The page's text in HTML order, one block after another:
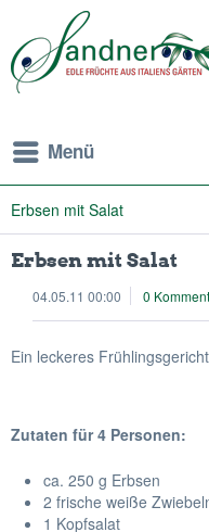
Menü
Erbsen mit Salat
Erbsen mit Salat
04.05.11 00:00 0
Ein leckeres
Zutaten für 4 Personen:
ca. 250 g Erbsen
2 frische weiße
1 Kopfsalat